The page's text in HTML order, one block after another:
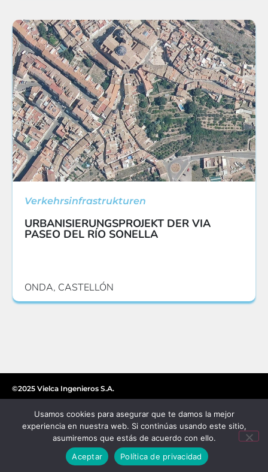
Verkehrsinfrastrukturen
URBANISIERUNGSPROJEKT DER VIA
PASEO DEL RÍO SONELLA
ONDA, CASTELLÓN
©2025 Vielca Ingenieros S.A.
Usamos cookies para asegurar que te damos la mejor
experiencia en nuestra web. Si continúas usando este sitio,
asumiremos que estás de acuerdo con ello.
Aceptar
Política de privacidad